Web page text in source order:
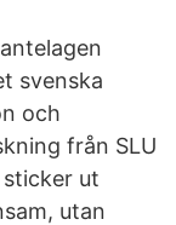
svenska
och
från SLU
ut
utan